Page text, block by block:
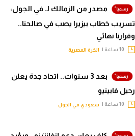
مصدر من الزمالك لـ في الجول:
تسريب خطاب بيزيرا يصب في صالحنا..
وقرارنا نهائي
الكرة المصرية
بعد 3 سنوات.. اتحاد جدة يعلن
رحيل فابينيو
سعودي في الجول